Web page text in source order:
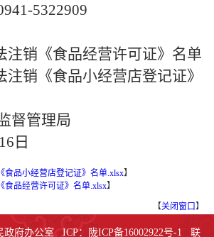
5322909
注销《食品经营许可证》名单
注销《食品小经营店登记证》
督管理局
日
食品小经营店登记证》名单.xlsx】
食品经营许可证》名单.xlsx】
【关闭窗口 】
政府办公室 ICP：陇ICP备16002922号-1 联